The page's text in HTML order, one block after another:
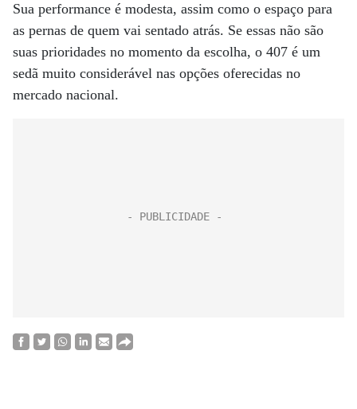
Sua performance é modesta, assim como o espaço para
as pernas de quem vai sentado atrás. Se essas não são
suas prioridades no momento da escolha, o 407 é um
sedã muito considerável nas opções oferecidas no
mercado nacional.